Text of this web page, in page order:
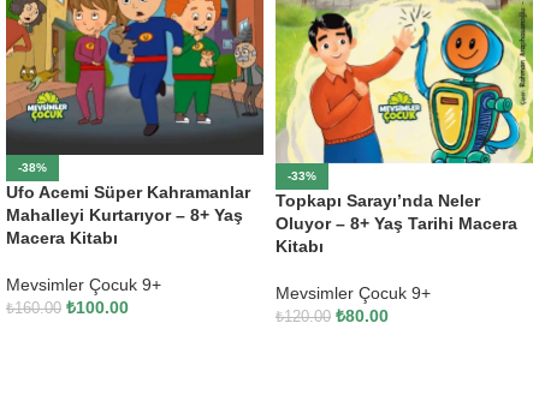
-38%
Ufo Acemi Süper Kahramanlar
Mahalleyi Kurtarıyor – 8+ Yaş
Macera Kitabı
Mevsimler Çocuk 9+
₺160.00 ₺100.00
-33%
Topkapı Sarayı’nda Neler
Oluyor – 8+ Yaş Tarihi Macera
Kitabı
Mevsimler Çocuk 9+
₺120.00 ₺80.00